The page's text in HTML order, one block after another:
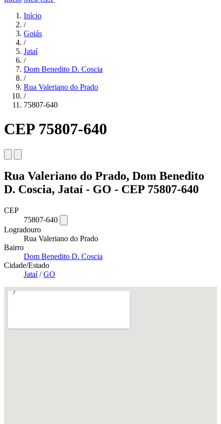
Início
/
Goiás
/
Jataí
/
Dom Benedito D. Coscia
/
Rua Valeriano do Prado
/
75807-640
CEP 75807-640
Rua Valeriano do Prado, Dom Benedito
D. Coscia, Jataí - GO - CEP 75807-640
CEP
75807-640
Logradouro
Rua Valeriano do Prado
Bairro
Dom Benedito D. Coscia
Cidade/Estado
Jataí/GO